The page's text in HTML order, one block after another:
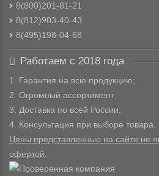
8(800)201-81-21
8(812)903-40-43
8(495)198-04-68
Работаем с 2018 года
1. Гарантия на всю продукцию;
2. Огромный ассортимент;
3. Доставка по всей России;
4. Консультация при выборе товара.
Цены представленные на сайте не
офертой.